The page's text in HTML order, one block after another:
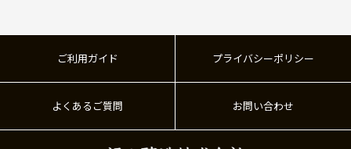
ご利用ガイド プライバシーポリシー
よくあるご質問 お問い合わせ